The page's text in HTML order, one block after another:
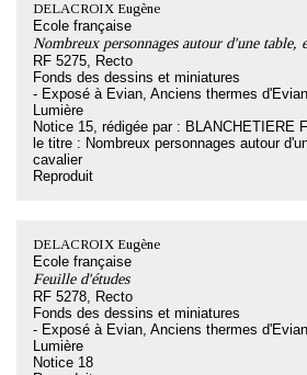
DELACROIX Eugène
Ecole française
Nombreux personnages autour d'une table,
RF 5275, Recto
Fonds des dessins et miniatures
- Exposé à Evian, Anciens thermes
Lumière
Notice 15, rédigée par : BLANCHETIERE
le titre : Nombreux personnages autour
cavalier
Reproduit
DELACROIX Eugène
Ecole française
Feuille d'études
RF 5278, Recto
Fonds des dessins et miniatures
- Exposé à Evian, Anciens thermes
Lumière
Notice 18